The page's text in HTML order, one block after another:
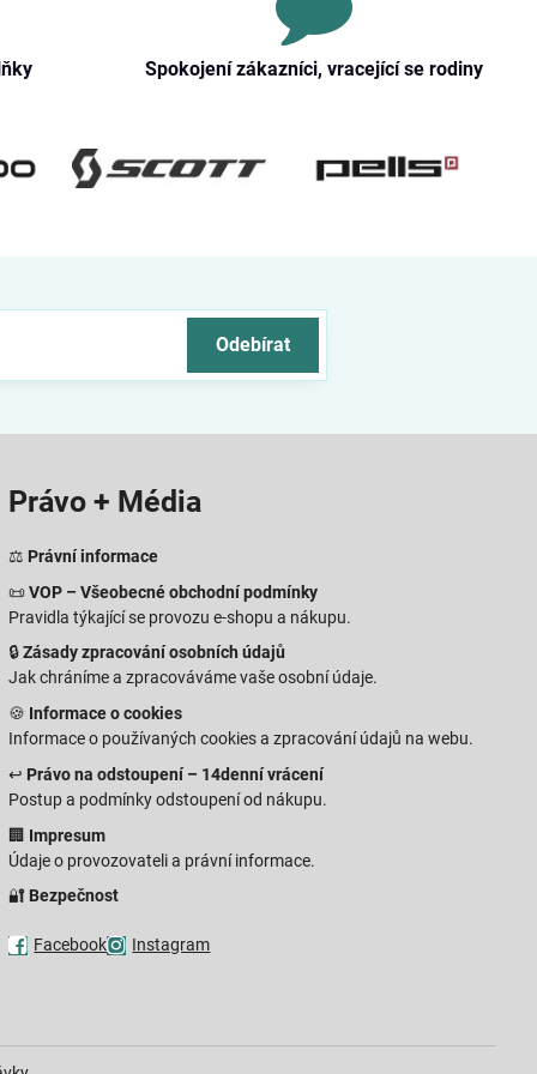
Spokojení zákazníci, vracející se rodiny
Odebírat
Právo + Média
⚖️ Právní informace
📜VOP – Všeobecné obchodní podmínky
Pravidla týkající se provozu e-shopu a nákupu.
🔒Zásady zpracování osobních údajů
Jak chráníme a zpracováváme vaše osobní údaje.
🍪 Informace o cookies
Informace o používaných cookies a zpracování údajů na webu.
↩️ Právo na odstoupení – 14denní vrácení
Postup a podmínky odstoupení od nákupu.
🏢 Impresum
Údaje o provozovateli a právní informace.
🔐 Bezpečnost
Facebook Instagram